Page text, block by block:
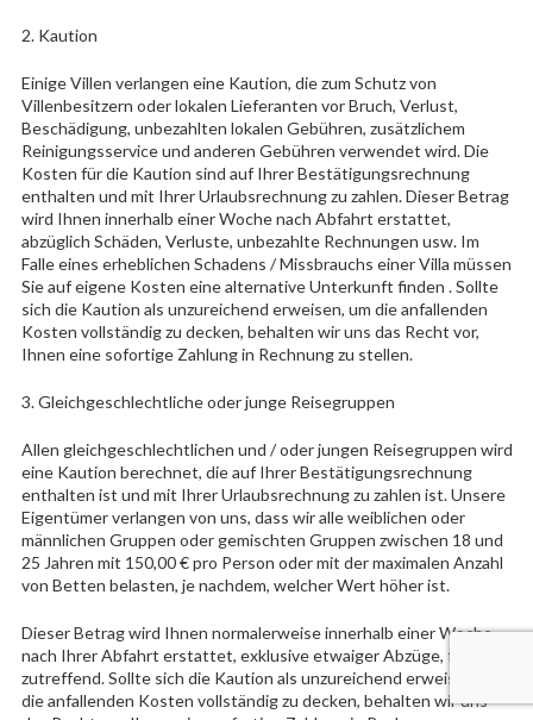
2. Kaution
Einige Villen verlangen eine Kaution, die zum Schutz von
Villenbesitzern oder lokalen Lieferanten vor Bruch, Verlust,
Beschädigung, unbezahlten lokalen Gebühren, zusätzlichem
Reinigungsservice und anderen Gebühren verwendet wird. Die
Kosten für die Kaution sind auf Ihrer Bestätigungsrechnung
enthalten und mit Ihrer Urlaubsrechnung zu zahlen. Dieser Betrag
wird Ihnen innerhalb einer Woche nach Abfahrt erstattet,
abzüglich Schäden, Verluste, unbezahlte Rechnungen usw. Im
Falle eines erheblichen Schadens / Missbrauchs einer Villa müssen
Sie auf eigene Kosten eine alternative Unterkunft finden . Sollte
sich die Kaution als unzureichend erweisen, um die anfallenden
Kosten vollständig zu decken, behalten wir uns das Recht vor,
Ihnen eine sofortige Zahlung in Rechnung zu stellen.
3. Gleichgeschlechtliche oder junge Reisegruppen
Allen gleichgeschlechtlichen und / oder jungen Reisegruppen wird
eine Kaution berechnet, die auf Ihrer Bestätigungsrechnung
enthalten ist und mit Ihrer Urlaubsrechnung zu zahlen ist. Unsere
Eigentümer verlangen von uns, dass wir alle weiblichen oder
männlichen Gruppen oder gemischten Gruppen zwischen 18 und
25 Jahren mit 150,00 € pro Person oder mit der maximalen Anzahl
von Betten belasten, je nachdem, welcher Wert höher ist.
Dieser Betrag wird Ihnen normalerweise innerhalb einer Woche
nach Ihrer Abfahrt erstattet, exklusive etwaiger Abzüge, falls
zutreffend. Sollte sich die Kaution als unzureichend erweisen, um
die anfallenden Kosten vollständig zu decken, behalten wir uns